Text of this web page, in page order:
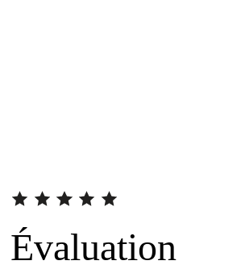
Évaluation